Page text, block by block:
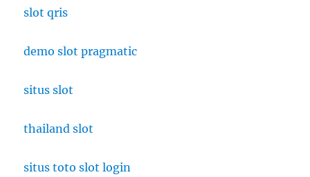
slot qris
demo slot pragmatic
situs slot
thailand slot
situs toto slot login